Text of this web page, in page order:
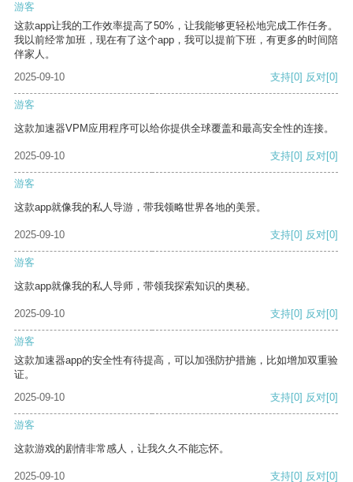
游客
这款app让我的工作效率提高了50%，让我能够更轻松地完成工作任务。
我以前经常加班，现在有了这个app，我可以提前下班，有更多的时间陪
伴家人。
2025-09-10
支持[0] 反对[0]
游客
这款加速器VPM应用程序可以给你提供全球覆盖和最高安全性的连接。
2025-09-10 支持[0] 反对[0]
游客
这款app就像我的私人导游，带我领略世界各地的美景。
2025-09-10 支持[0] 反对[0]
游客
这款app就像我的私人导师，带领我探索知识的奥秘。
2025-09-10 支持[0] 反对[0]
游客
这款加速器app的安全性有待提高，可以加强防护措施，比如增加双重验
证。
2025-09-10
支持[0] 反对[0]
游客
这款游戏的剧情非常感人，让我久久不能忘怀。
2025-09-10 支持[0] 反对[0]